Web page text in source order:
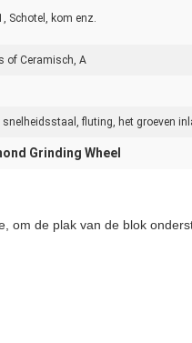
Schotel, kom enz.
of Ceramisch, A
snelheidsstaal, fluting, het groeven
Grinding Wheel
om de plak van de blok